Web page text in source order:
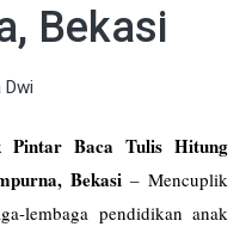
Bekasi
Dwi
Pintar Baca Tulis Hitung
Bekasi –Mencuplik
lembaga pendidikan anak